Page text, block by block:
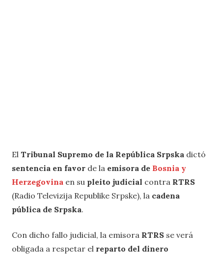
El Tribunal Supremo de la República Srpska dictó
sentencia en favor de la emisora de Bosnia y
Herzegovina en su pleito judicial contra RTRS
(Radio Televizija Republike Srpske), la cadena
pública de Srpska.
Con dicho fallo judicial, la emisora RTRS se verá
obligada a respetar el reparto del dinero